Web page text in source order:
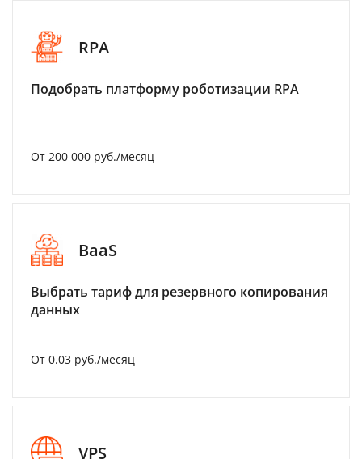
RPA
Подобрать платформу роботизации RPA
От 200 000 руб./месяц
BaaS
Выбрать тариф для резервного копирования
данных
От 0.03 руб./месяц
VPS